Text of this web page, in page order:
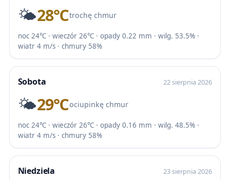
🌤️28℃trochę chmur
noc 24℃ · wieczór 26℃ · opady 0.22 mm · wilg. 53.5% ·
wiatr 4 m/s · chmury 58%
Sobota 22 sierpnia 2026
🌤️29℃ociupinkę chmur
noc 24℃ · wieczór 26℃ · opady 0.16 mm · wilg. 48.5% ·
wiatr 4 m/s · chmury 58%
Niedziela 23 sierpnia 2026